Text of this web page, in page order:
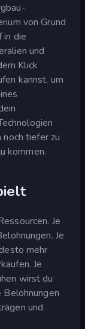
von Grund
in die
und
Klick
kannst, um
tiefer zu
kommen.
Je
Je
mehr
Je
wirst du
Belohnungen
und